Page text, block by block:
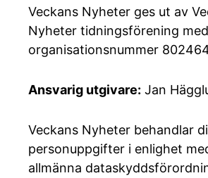
Veckans Nyheter ges ut av
Nyheter tidningsförening med
organisationsnummer
Ansvarig utgivare: Jan
Veckans Nyheter behandlar
personuppgifter i enlighet
allmänna